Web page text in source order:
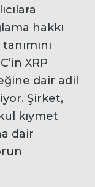
hakkı
XRP
dair adil
Şirket,
kıymet
dair